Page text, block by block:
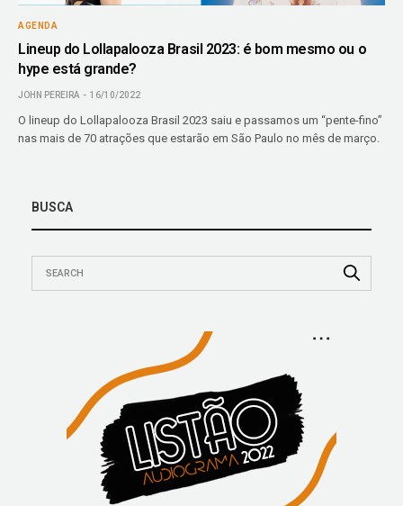
AGENDA
Lineup do Lollapalooza Brasil 2023: é bom mesmo ou o
hype está grande?
JOHN PEREIRA 16/10/2022
O lineup do Lollapalooza Brasil 2023 saiu e passamos um “pente-fino”
nas mais de 70 atrações que estarão em São Paulo no mês de março.
BUSCA